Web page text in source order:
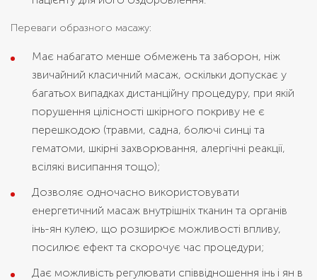
Переваги образного масажу:
Має набагато менше обмежень та заборон, ніж
звичайний класичний масаж, оскільки допускає у
багатьох випадках дистанційну процедуру, при якій
порушення цілісності шкірного покриву не є
перешкодою (травми, садна, болючі синці та
гематоми, шкірні захворювання, алергічні реакції,
всілякі висипання тощо);
Дозволяє одночасно використовувати
енергетичний масаж внутрішніх тканин та органів
інь-ян кулею, що розширює можливості впливу,
посилює ефект та скорочує час процедури;
Дає можливість регулювати співвідношення інь і ян в